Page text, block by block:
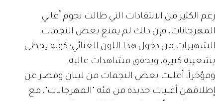
رغم الكثير من الانتقادات التي طالت نجوم أغاني
المهرجانات، فإن ذلك لم يمنع بعض النجمات
الشهيرات من دخول هذا اللون الغنائي؛ كونه يحظى
بشعبية كبيرة، ويحقق مشاهدات عالية.
ومؤخراً، أعلنت بعض النجمات من لبنان ومصر عن
إطلاقهن أغنيات جديدة من فئة "المهرجانات"، مع